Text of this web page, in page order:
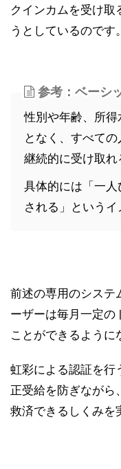
クインカムを受け取
うとしているのです。
参考：ベーシ
性別や年齢、所得
となく、すべて
継続的に受け取れ
具体的には「一
される」というイ
前述の専用のシス
ーザーは毎月一定の
ことができるように
虹彩による認証を行
正受給を防ぎながら
救済できるしくみを